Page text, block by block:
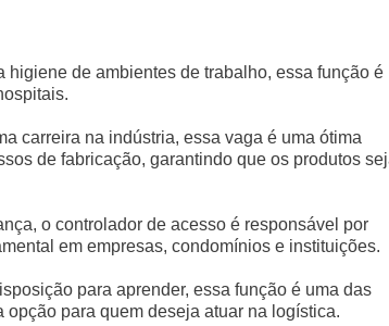
higiene de ambientes de trabalho, essa função é
carreira na indústria, essa vaga é uma ótima
de fabricação, garantindo que os produtos
o controlador de acesso é responsável por
em empresas, condomínios e instituições.
para aprender, essa função é uma das
para quem deseja atuar na logística.